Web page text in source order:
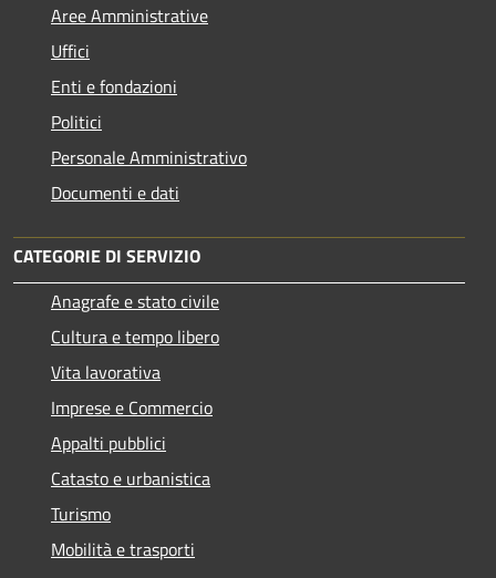
Aree Amministrative
Uffici
Enti e fondazioni
Politici
Personale Amministrativo
Documenti e dati
CATEGORIE DI SERVIZIO
Anagrafe e stato civile
Cultura e tempo libero
Vita lavorativa
Imprese e Commercio
Appalti pubblici
Catasto e urbanistica
Turismo
Mobilità e trasporti